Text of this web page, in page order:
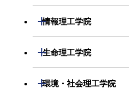
エネル
コース
システ
コース
電気電子系
開閉
エネル
情報通
経営工学系
開閉
材料系
開閉
エネル
応用化
専門科目
情報理工学院
開閉
数理・計算科学系
開閉
生命理工学院
開閉
生命理工学系
開閉
環境・社会理工学院
開閉